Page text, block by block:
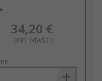
34,20 €
(inkl. MwSt.)